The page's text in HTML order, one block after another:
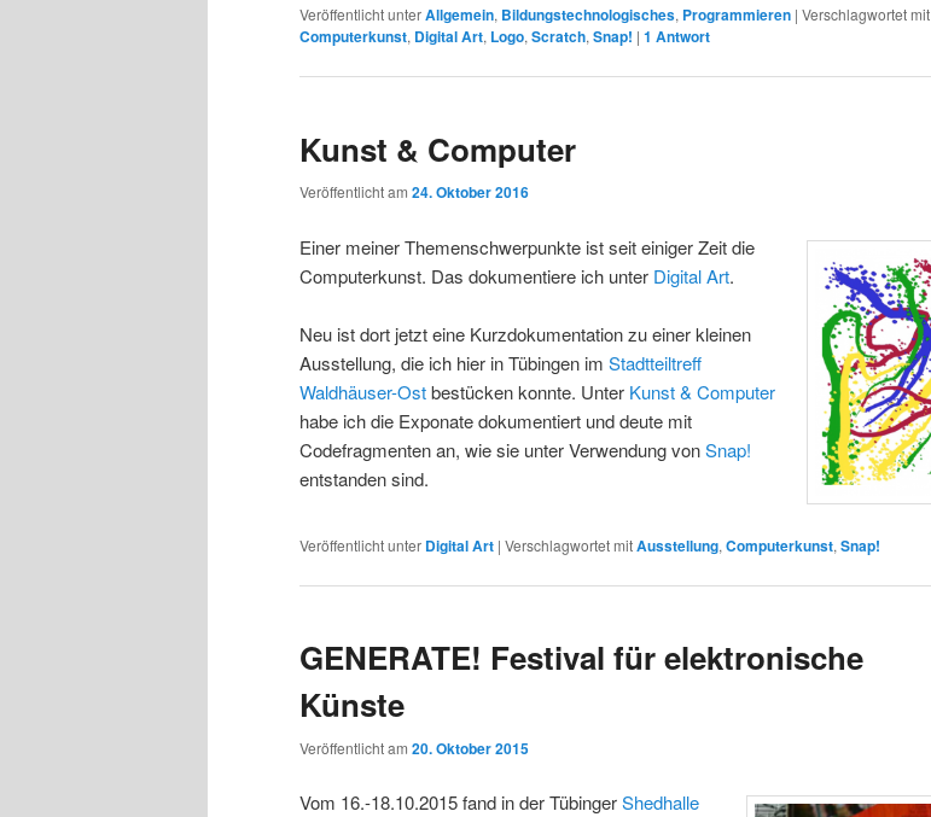
Veröffentlicht unterAllgemein, Bildungstechnologisches, Programmieren | Verschlagwortet mit
Computerkunst, Digital Art, Logo, Scratch, Snap! | 1 Antwort
Kunst & Computer
Veröffentlicht am 24. Oktober 2016
Einer meiner Themenschwerpunkte ist seit einiger Zeit die
Computerkunst. Das dokumentiere ich unter Digital Art.
Neu ist dort jetzt eine Kurzdokumentation zu einer kleinen
Ausstellung, die ich hier in Tübingen im Stadtteiltreff
Waldhäuser-Ostbestücken konnte. Unter Kunst & Computer
habe ich die Exponate dokumentiert und deute mit
Codefragmenten an, wie sie unter Verwendung vonSnap!
entstanden sind.
Veröffentlicht unter Digital Art | Verschlagwortet mitAusstellung, Computerkunst, Snap!
GENERATE! Festival für elektronische
Künste
Veröffentlicht am 20. Oktober 2015
Vom 16.-18.10.2015 fand in der TübingerShedhalle